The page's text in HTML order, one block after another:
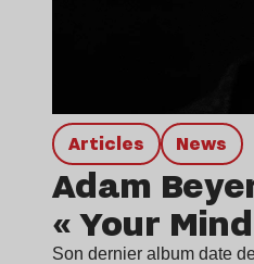
Articles news
Adam
« Your
Son dernier album date